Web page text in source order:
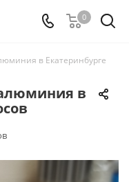
0
в Екатеринбурге
в